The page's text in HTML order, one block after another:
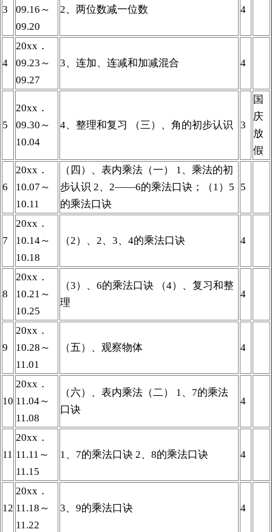
3
09.16～
09.20
2、两位数减一位数 4
4
20xx．
09.23～
09.27
3、连加、连减和加减混合 4
5
20xx．
09.30～
10.04
4、整理和复习 （三）、角的初步认识 3
国
庆
放
假
6
20xx．
10.07～
10.11
（四）、表内乘法（一） 1、乘法的初
步认识 2、2——6的乘法口诀；（1）5
的乘法口诀
5
7
20xx．
10.14～
10.18
（2）、2、3、4的乘法口诀 4
8
20xx．
10.21～
10.25
（3）、6的乘法口诀 （4）、复习和整
理
4
9
20xx．
10.28～
11.01
（五）、观察物体 4
10
20xx．
11.04～
11.08
（六）、表内乘法（二） 1、7的乘法
口诀
4
11
20xx．
11.11～
11.15
1、7的乘法口诀 2、8的乘法口诀 4
12
20xx．
11.18～
11.22
3、9的乘法口诀 4